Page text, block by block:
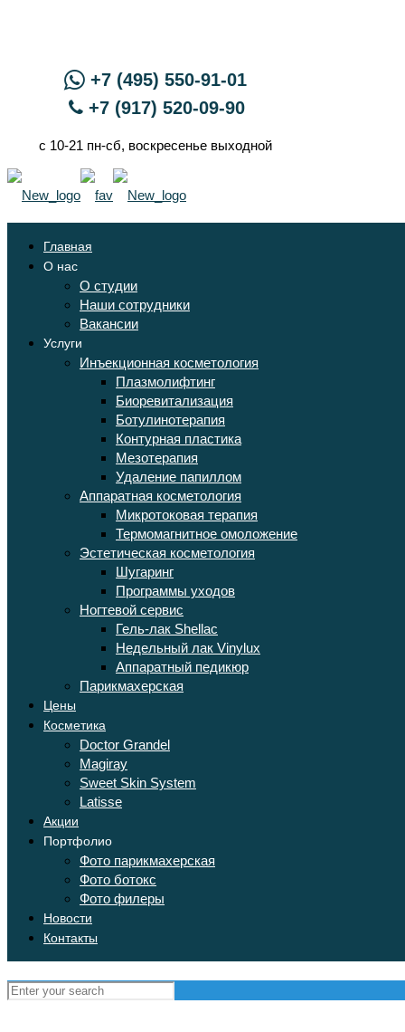
+7 (495) 550-91-01
+7 (917) 520-09-90
с 10-21 пн-сб, воскресенье выходной
Главная
О нас
О студии
Наши сотрудники
Вакансии
Услуги
Инъекционная косметология
Плазмолифтинг
Биоревитализация
Ботулинотерапия
Контурная пластика
Мезотерапия
Удаление папиллом
Аппаратная косметология
Микротоковая терапия
Термомагнитное омоложение
Эстетическая косметология
Шугаринг
Программы уходов
Ногтевой сервис
Гель-лак Shellac
Недельный лак Vinylux
Аппаратный педикюр
Парикмахерская
Цены
Косметика
Doctor Grandel
Magiray
Sweet Skin System
Latisse
Акции
Портфолио
Фото парикмахерская
Фото ботокс
Фото филеры
Новости
Контакты